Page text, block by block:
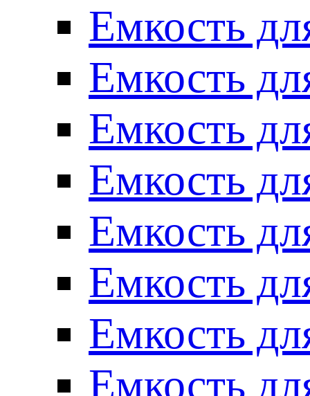
Емкость
Емкость
Емкость
Емкость
Емкость
Емкость
Емкость
Емкость